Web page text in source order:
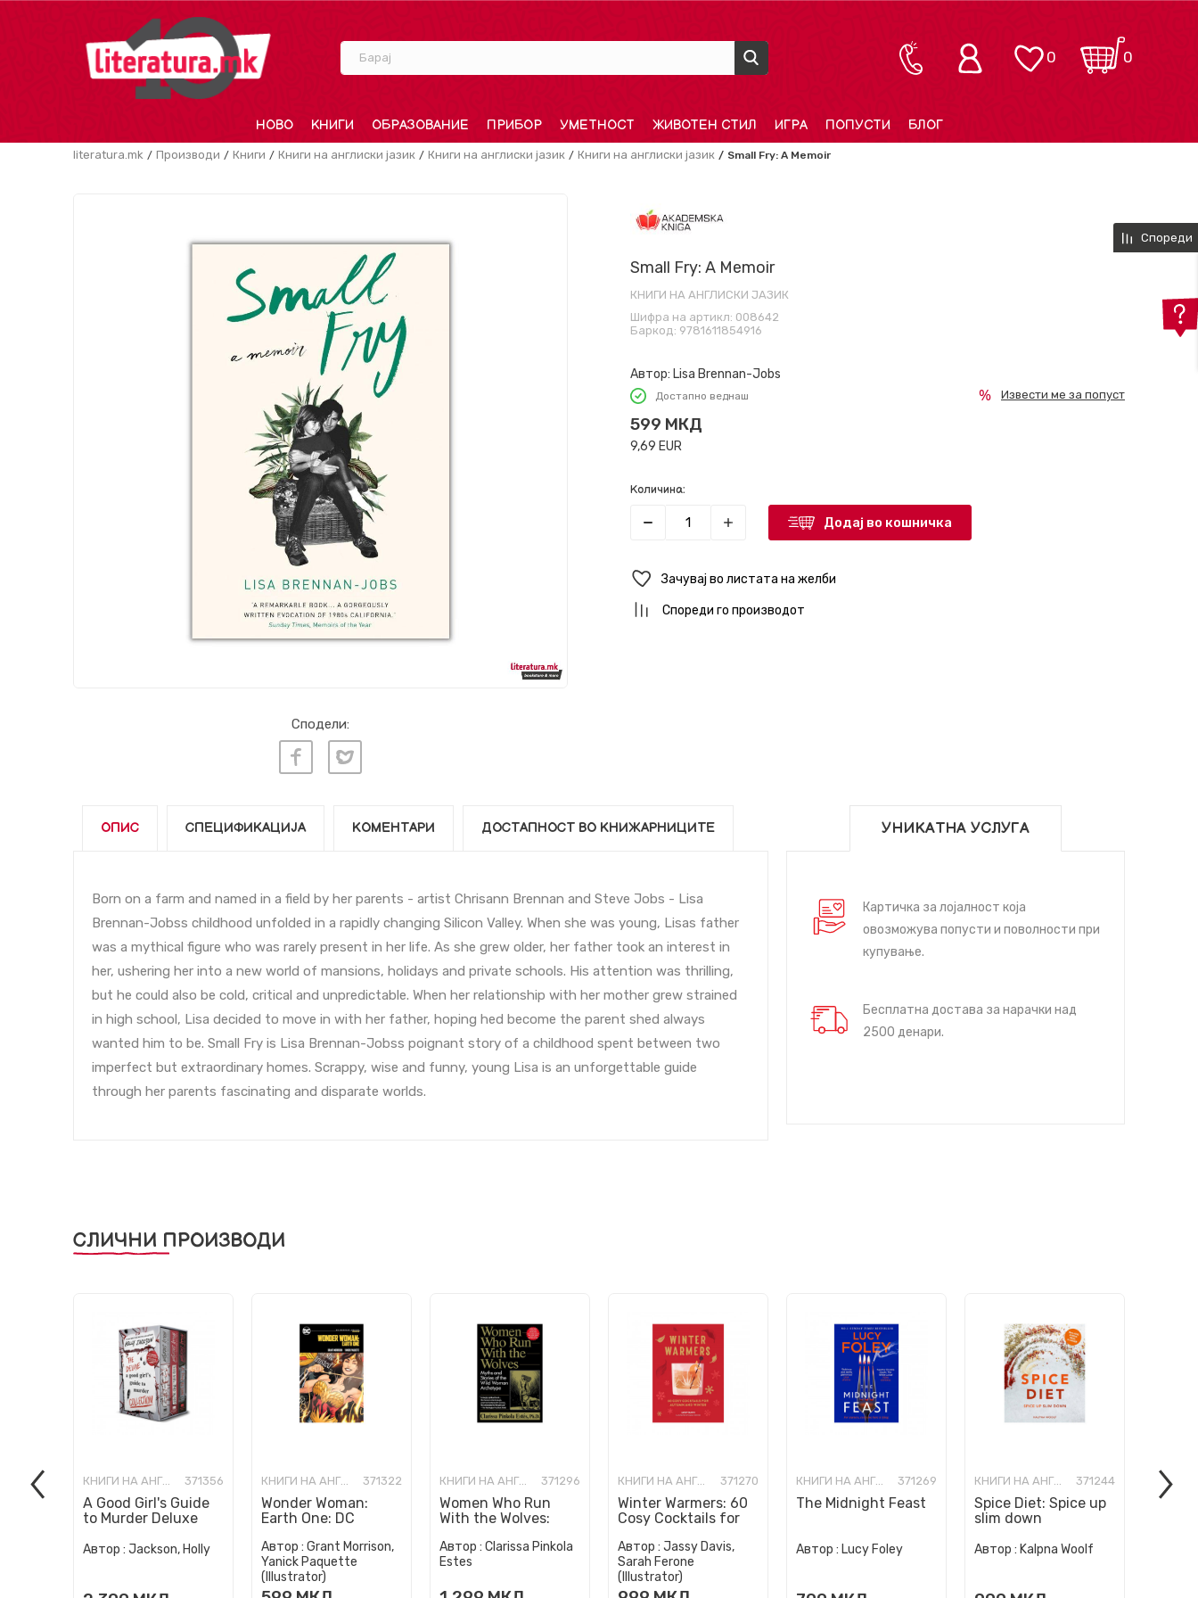
Барај 0
0
НОВО КНИГИ ОБРАЗОВАНИЕ ПРИБОР УМЕТНОСТ ЖИВОТЕН СТИЛ ИГРА ПОПУСТИ БЛОГ
literatura.mk Производи Книги Книги на англиски јазик Книги на англиски јазик Книги на англиски јазик Small Fry: A Memoir
Сподели:
Small Fry: A Memoir
КНИГИ НА АНГЛИСКИ ЈАЗИК
Шифра на артикл: 008642
Баркод: 9781611854916
Автор: Lisa Brennan-Jobs
Достапно веднаш
599 МКД
9,69 EUR
Извести ме за попуст
Количина:
Додај во кошничка
Зачувај во листата на желби
Спореди го производот
ОПИС СПЕЦИФИКАЦИЈА КОМЕНТАРИ ДОСТАПНОСТ ВО КНИЖАРНИЦИТЕ
Born on a farm and named in a field by her parents - artist Chrisann Brennan and Steve Jobs - Lisa
Brennan-Jobss childhood unfolded in a rapidly changing Silicon Valley. When she was young, Lisas father
was a mythical figure who was rarely present in her life. As she grew older, her father took an interest in
her, ushering her into a new world of mansions, holidays and private schools. His attention was thrilling,
but he could also be cold, critical and unpredictable. When her relationship with her mother grew strained
in high school, Lisa decided to move in with her father, hoping hed become the parent shed always
wanted him to be. Small Fry is Lisa Brennan-Jobss poignant story of a childhood spent between two
imperfect but extraordinary homes. Scrappy, wise and funny, young Lisa is an unforgettable guide
through her parents fascinating and disparate worlds.
УНИКАТНА УСЛУГА
Картичка за лојалност која
овозможува попусти и поволности при
купување.
Бесплатна достава за нарачки над
2500 денари.
СЛИЧНИ ПРОИЗВОДИ
КНИГИ НА АНГЛИСКИ ЈАЗИК 371356
A Good Girl's Guide
to Murder Deluxe
Set: Special Deluxe
Автор : Jackson, Holly
КНИГИ НА АНГЛИСКИ ЈАЗИК 371322
Wonder Woman:
Earth One: DC
Edition
Автор : Grant Morrison,
Yanick Paquette
(Illustrator)
КНИГИ НА АНГЛИСКИ ЈАЗИК 371296
Women Who Run
With the Wolves:
the Wild Woman
Archetype
Автор : Clarissa Pinkola
Estes
КНИГИ НА АНГЛИСКИ ЈАЗИК 371270
Winter Warmers: 60
Cosy Cocktails for
Автор : Jassy Davis,
Sarah Ferone
(Illustrator)
КНИГИ НА АНГЛИСКИ ЈАЗИК 371269
The Midnight Feast
Автор : Lucy Foley
КНИГИ НА АНГЛИСКИ ЈАЗИК 371244
Spice Diet: Spice up
slim down
Автор : Kalpna Woolf
How
Спореди